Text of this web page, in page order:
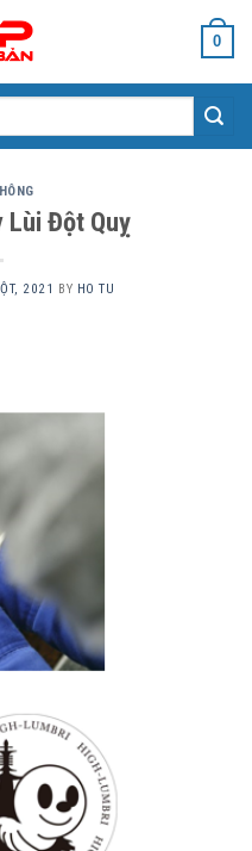
0
Đột Quỵ
2021 BY HO TU